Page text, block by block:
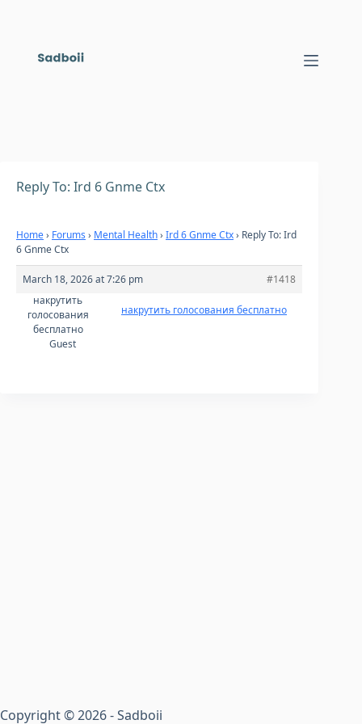
Reply To: Ird 6 Gnme Ctx
Home› Forums › Mental Health› Ird 6 Gnme Ctx› Reply To: Ird
6 Gnme Ctx
March 18, 2026 at 7:26 pm
#1418
накрутить
голосования
бесплатно
Guest
накрутить голосования бесплатно
Copyright © 2026 - Sadboii